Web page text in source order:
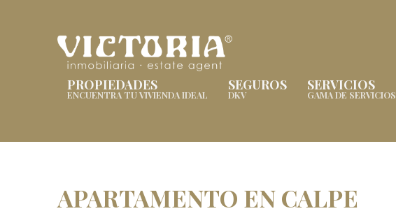
PROPIEDADES
ENCUENTRA TU VIVIENDA IDEAL
SEGUROS
DKV
SERVICIOS
GAMA DE SERVICIOS
APARTAMENTO EN CALPE